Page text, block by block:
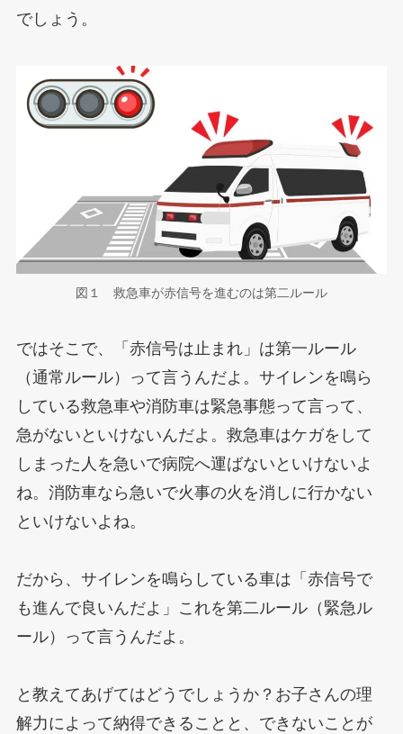
でしょう。
図１ 救急車が赤信号を進むのは第二ルール
ではそこで、「赤信号は止まれ」は第一ルール
（通常ルール）って言うんだよ。サイレンを鳴ら
している救急車や消防車は緊急事態って言って、
急がないといけないんだよ。救急車はケガをして
しまった人を急いで病院へ運ばないといけないよ
ね。消防車なら急いで火事の火を消しに行かない
といけないよね。
だから、サイレンを鳴らしている車は「赤信号で
も進んで良いんだよ」これを第二ルール（緊急ル
ール）って言うんだよ。
と教えてあげてはどうでしょうか？お子さんの理
解力によって納得できることと、できないことが